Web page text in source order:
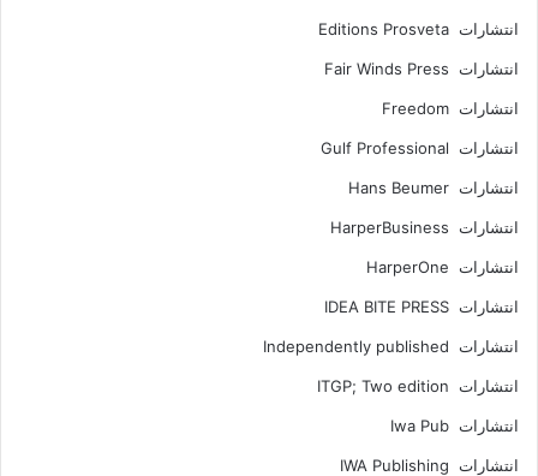
انتشارات Editions Prosveta
انتشارات Fair Winds Press
انتشارات Freedom
انتشارات Gulf Professional
انتشارات Hans Beumer
انتشارات HarperBusiness
انتشارات HarperOne
انتشارات IDEA BITE PRESS
انتشارات Independently published
انتشارات ITGP; Two edition
انتشارات Iwa Pub
انتشارات IWA Publishing